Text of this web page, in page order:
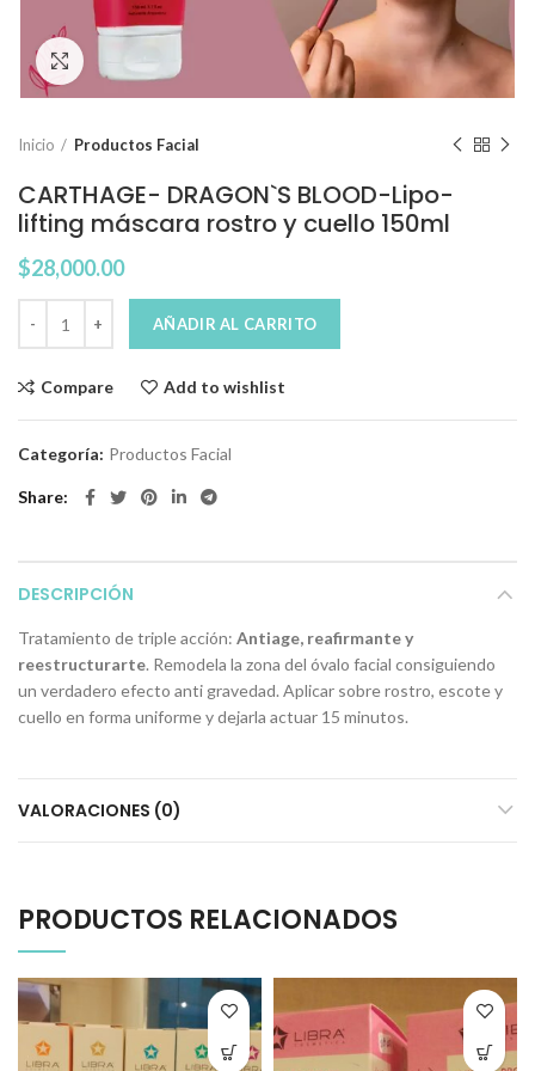
Click to enlarge
Inicio Productos Facial
CARTHAGE- DRAGON`S BLOOD-Lipo-
lifting máscara rostro y cuello 150ml
$28,000.00
AÑADIR AL CARRITO
Compare Add to wishlist
Categoría: Productos Facial
Share
DESCRIPCIÓN
Tratamiento de triple acción: Antiage, reafirmante y
reestructurarte. Remodela la zona del óvalo facial consiguiendo
un verdadero efecto anti gravedad. Aplicar sobre rostro, escote y
cuello en forma uniforme y dejarla actuar 15 minutos.
VALORACIONES (0)
PRODUCTOS RELACIONADOS